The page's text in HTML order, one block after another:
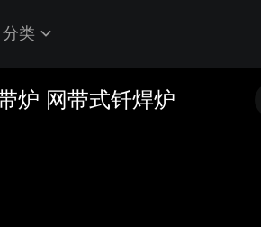
分类
炉 网带式钎焊炉